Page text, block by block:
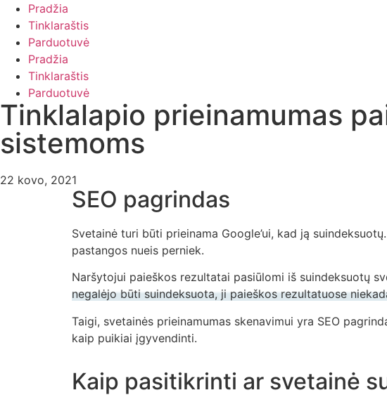
Pradžia
Tinklaraštis
Parduotuvė
Pradžia
Tinklaraštis
Parduotuvė
Tinklalapio prieinamumas
sistemoms
22 kovo, 2021
SEO pagrindas
Svetainė turi būti prieinama Google’ui, kad ją
pastangos nueis perniek.
Naršytojui paieškos rezultatai pasiūlomi iš suindeksuotų
negalėjo būti suindeksuota, ji paieškos rezultatuose
Taigi, svetainės prieinamumas skenavimui yra SEO
kaip puikiai įgyvendinti.
Kaip pasitikrinti ar svetainė